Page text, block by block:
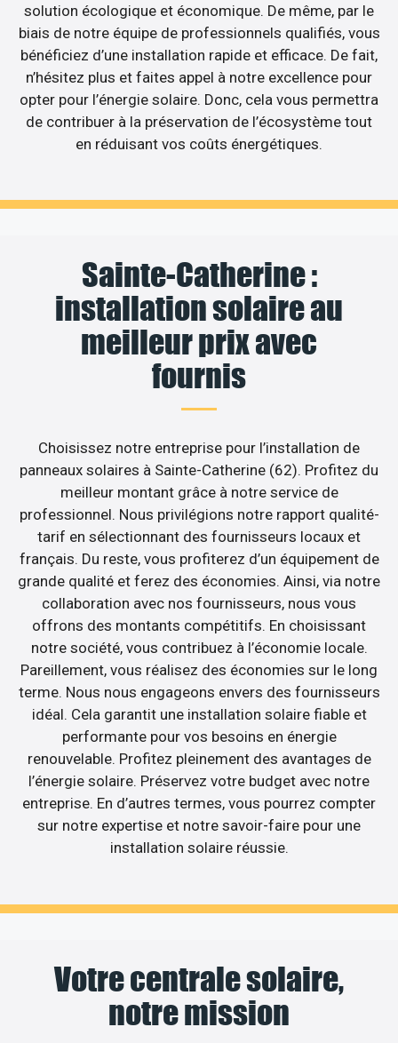
solution écologique et économique. De même, par le
biais de notre équipe de professionnels qualifiés, vous
bénéficiez d’une installation rapide et efficace. De fait,
n’hésitez plus et faites appel à notre excellence pour
opter pour l’énergie solaire. Donc, cela vous permettra
de contribuer à la préservation de l’écosystème tout
en réduisant vos coûts énergétiques.
Sainte-Catherine :
installation solaire au
meilleur prix avec
fournis
Choisissez notre entreprise pour l’installation de
panneaux solaires à Sainte-Catherine (62). Profitez du
meilleur montant grâce à notre service de
professionnel. Nous privilégions notre rapport qualité-
tarif en sélectionnant des fournisseurs locaux et
français. Du reste, vous profiterez d’un équipement de
grande qualité et ferez des économies. Ainsi, via notre
collaboration avec nos fournisseurs, nous vous
offrons des montants compétitifs. En choisissant
notre société, vous contribuez à l’économie locale.
Pareillement, vous réalisez des économies sur le long
terme. Nous nous engageons envers des fournisseurs
idéal. Cela garantit une installation solaire fiable et
performante pour vos besoins en énergie
renouvelable. Profitez pleinement des avantages de
l’énergie solaire. Préservez votre budget avec notre
entreprise. En d’autres termes, vous pourrez compter
sur notre expertise et notre savoir-faire pour une
installation solaire réussie.
Votre centrale solaire,
notre mission